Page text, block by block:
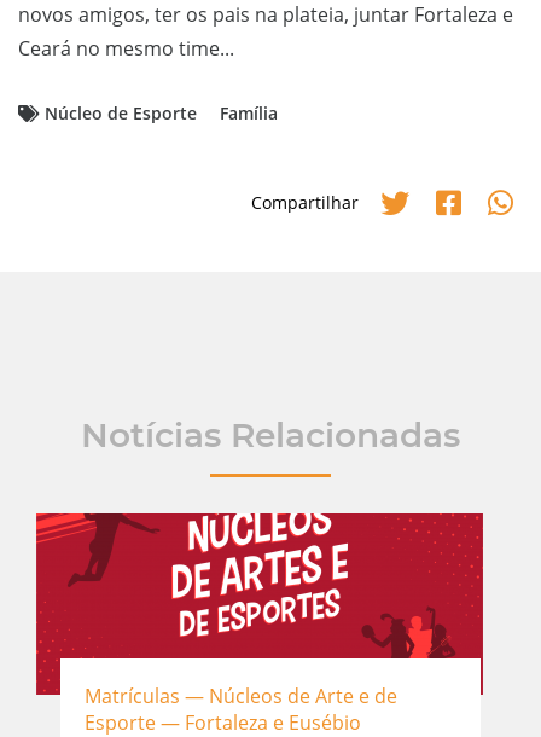
novos amigos, ter os pais na plateia, juntar Fortaleza e
Ceará no mesmo time...
Núcleo de Esporte Família
Compartilhar
Notícias Relacionadas
Matrículas — Núcleos de Arte e de
Esporte — Fortaleza e Eusébio